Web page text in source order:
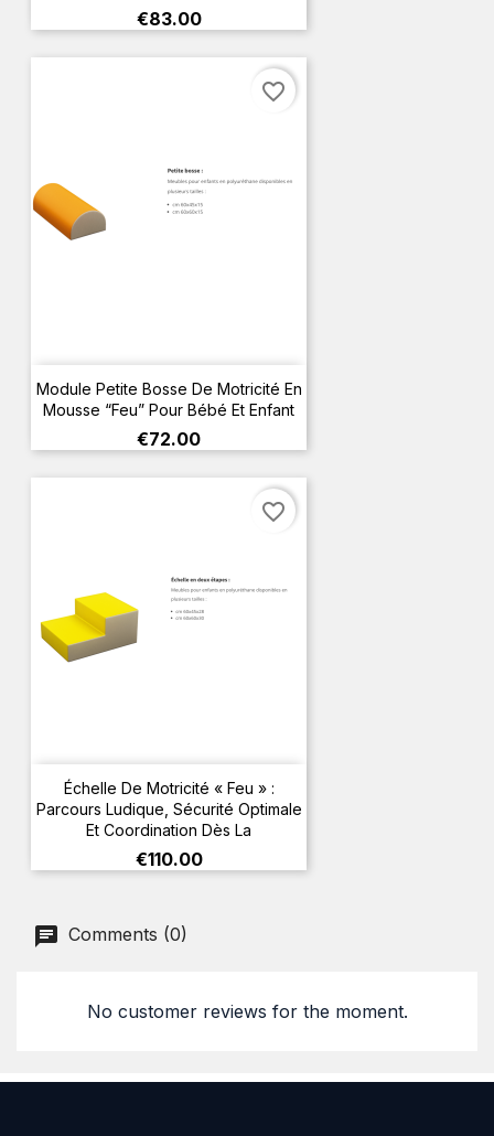
Price
€83.00
Module Petite Bosse De Motricité En
Mousse “Feu” Pour Bébé Et Enfant
Price
€72.00
favorite_border
Échelle De Motricité « Feu » :
Parcours Ludique, Sécurité Optimale
Et Coordination Dès La
Price
€110.00
favorite_border
Comments (0)
No customer reviews for the moment.